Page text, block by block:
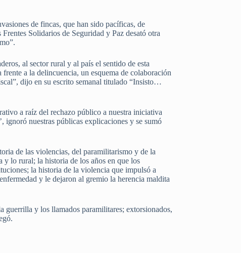
de fincas, que han sido pacíficas, de
Solidarios de Seguridad y Paz desató otra
al sector rural y al país el sentido de esta
a la delincuencia, un esquema de colaboración
dijo en su escrito semanal titulado “Insisto…
a raíz del rechazo público a nuestra iniciativa
ignoró nuestras públicas explicaciones y se sumó
de las violencias, del paramilitarismo y de la
y lo rural; la historia de los años en que los
la historia de la violencia que impulsó a
y le dejaron al gremio la herencia maldita
guerrilla y los llamados paramilitares; extorsionados,